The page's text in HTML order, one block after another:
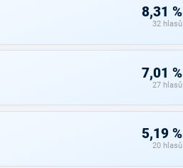
8,31 %
32 hlasů
7,01 %
27 hlasů
5,19 %
20 hlasů